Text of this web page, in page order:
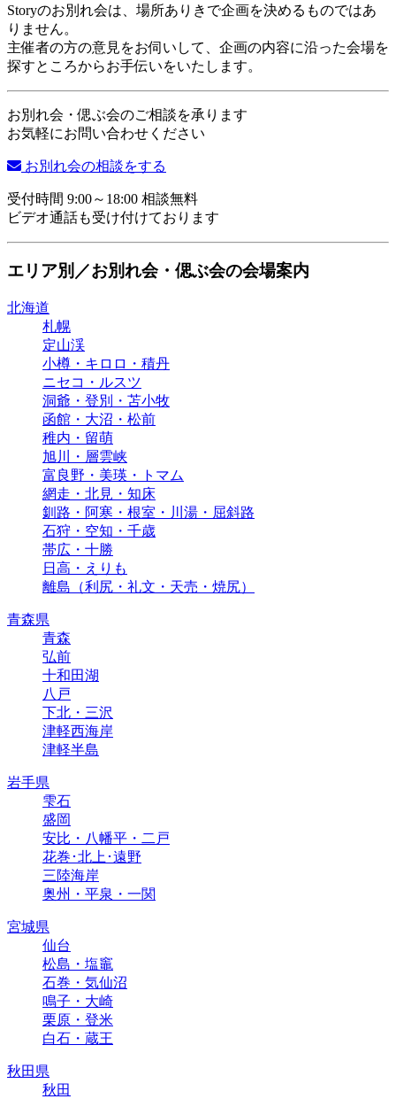
Storyのお別れ会は、場所ありきで企画を決めるものではあ
りません。
主催者の方の意見をお伺いして、企画の内容に沿った会場を
探すところからお手伝いをいたします。
お別れ会・偲ぶ会のご相談を承ります
お気軽にお問い合わせください
お別れ会の相談をする
受付時間 9:00～18:00 相談無料
ビデオ通話も受け付けております
エリア別／お別れ会・偲ぶ会の会場案内
北海道
札幌
定山渓
小樽・キロロ・積丹
ニセコ・ルスツ
洞爺・登別・苫小牧
函館・大沼・松前
稚内・留萌
旭川・層雲峡
富良野・美瑛・トマム
網走・北見・知床
釧路・阿寒・根室・川湯・屈斜路
石狩・空知・千歳
帯広・十勝
日高・えりも
離島（利尻・礼文・天売・焼尻）
青森県
青森
弘前
十和田湖
八戸
下北・三沢
津軽西海岸
津軽半島
岩手県
雫石
盛岡
安比・八幡平・二戸
花巻･北上･遠野
三陸海岸
奥州・平泉・一関
宮城県
仙台
松島・塩竈
石巻・気仙沼
鳴子・大崎
栗原・登米
白石・蔵王
秋田県
秋田